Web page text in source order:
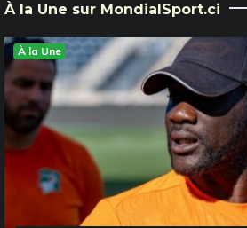
À la Une sur MondialSport.ci
À la Une